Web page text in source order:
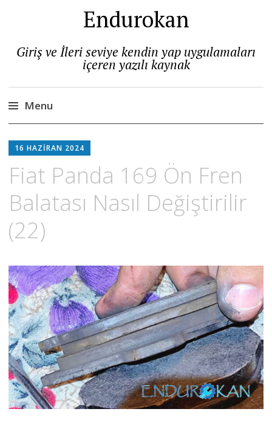
Endurokan
Giriş ve İleri seviye kendin yap uygulamaları
içeren yazılı kaynak
Menu
to
16 HAZIRAN 2024
Fiat Panda 169 Ön Fren
Balatası Nasıl Değiştirilir
(22)